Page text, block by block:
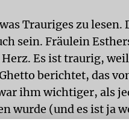
Trauriges zu lesen.
sein. Fräulein
Es ist traurig,
berichtet, das
ihm wichtiger, als
wurde (und es ist ja